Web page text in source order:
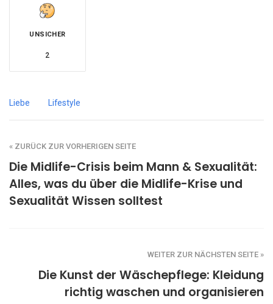
UNSICHER
2
Liebe Lifestyle
« ZURÜCK ZUR VORHERIGEN SEITE
Die Midlife-Crisis beim Mann & Sexualität:
Alles, was du über die Midlife-Krise und
Sexualität Wissen solltest
WEITER ZUR NÄCHSTEN SEITE »
Die Kunst der Wäschepflege: Kleidung
richtig waschen und organisieren